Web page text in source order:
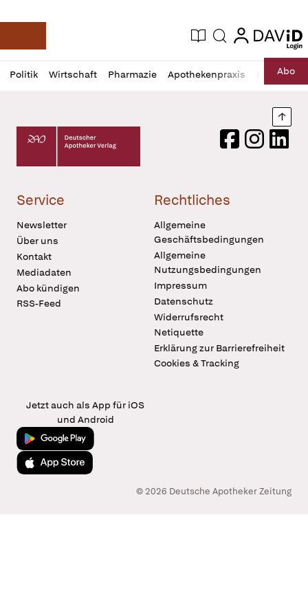
Deutsche Apotheker Zeitung
Aktuelle Ausgabe
Suche login
login
Politik Wirtschaft Pharmazie Apothekenpraxis RechtAbo
Profil
öffnen
Daz
Pur
Deutscher Apotheker Verlag Logo
FacebookInstagram
Service
Newsletter
Über uns
Kontakt
Mediadaten
Abo kündigen
RSS-Feed
Rechtliches
Allgemeine
Geschäftsbedingungen
Allgemeine
Nutzungsbedingungen
Impressum
Datenschutz
Widerrufsrecht
Netiquette
Erklärung zur Barrierefreiheit
Cookies & Tracking
Jetzt auch als App für iOS
und Android
Jetzt bei Google Play
Laden im App Store
© 2026 Deutsche Apotheker Zeitung